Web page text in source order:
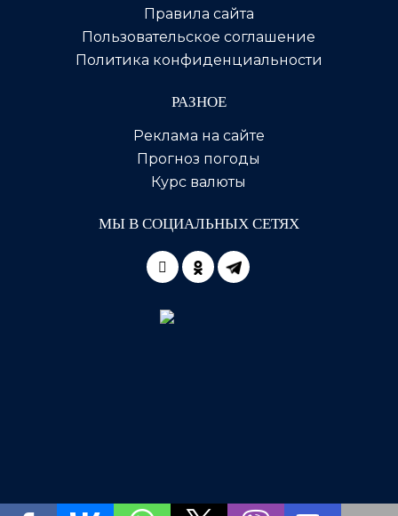
Правила сайта
Пользовательское соглашение
Политика конфиденциальности
РАЗНОЕ
Реклама на сайте
Прогноз погоды
Курс валюты
МЫ В СОЦИАЛЬНЫХ СЕТЯХ